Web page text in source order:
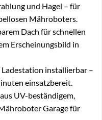
und Hagel – für
Mähroboters.
Dach für schnellen
Erscheinungsbild in
Ladestation installierbar –
einsatzbereit.
UV-beständigem,
Garage für